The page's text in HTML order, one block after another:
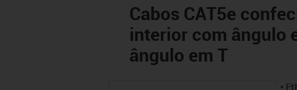
Cabos CAT5e
interior com ângulo
ângulo em T
•